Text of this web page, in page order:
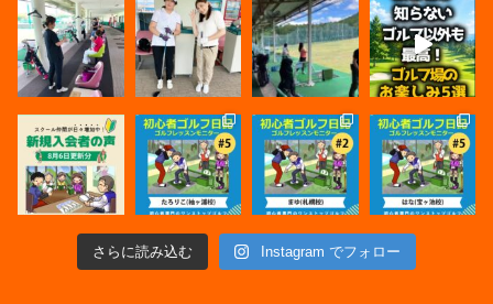
さらに読み込む Instagram でフォロー